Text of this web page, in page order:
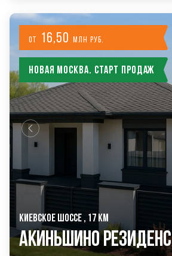
от 16,50 млн руб.
Новая Москва. Старт продаж
КИЕВСКОЕ ШОССЕ , 17 КМ
Акиньшино Резиденс